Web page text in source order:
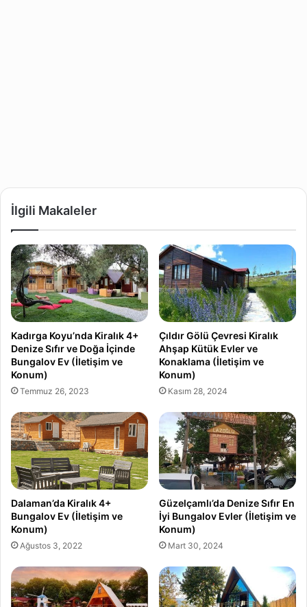
İlgili Makaleler
Kadırga Koyu’nda Kiralık 4+
Denize Sıfır ve Doğa İçinde
Bungalov Ev (İletişim ve
Konum)
Temmuz 26, 2023
Çıldır Gölü Çevresi Kiralık
Ahşap Kütük Evler ve
Konaklama (İletişim ve
Konum)
Kasım 28, 2024
Dalaman’da Kiralık 4+
Bungalov Ev (İletişim ve
Konum)
Ağustos 3, 2022
Güzelçamlı’da Denize Sıfır En
İyi Bungalov Evler (İletişim ve
Konum)
Mart 30, 2024